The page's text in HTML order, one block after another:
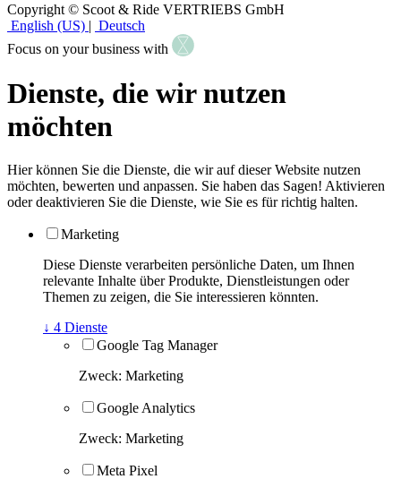
Copyright © Scoot & Ride VERTRIEBS GmbH
English (US) | Deutsch
Focus on your business with
Dienste, die wir nutzen
möchten
Hier können Sie die Dienste, die wir auf dieser Website nutzen
möchten, bewerten und anpassen. Sie haben das Sagen! Aktivieren
oder deaktivieren Sie die Dienste, wie Sie es für richtig halten.
Marketing
Diese Dienste verarbeiten persönliche Daten, um Ihnen
relevante Inhalte über Produkte, Dienstleistungen oder
Themen zu zeigen, die Sie interessieren könnten.
↓ 4 Dienste
Google Tag Manager
Zweck: Marketing
Google Analytics
Zweck: Marketing
Meta Pixel